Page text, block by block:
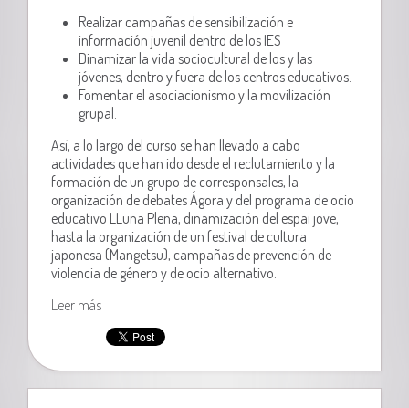
Realizar campañas de sensibilización e
información juvenil dentro de los IES
Dinamizar la vida sociocultural de los y las
jóvenes, dentro y fuera de los centros educativos.
Fomentar el asociacionismo y la movilización
grupal.
Así, a lo largo del curso se han llevado a cabo
actividades que han ido desde el reclutamiento y la
formación de un grupo de corresponsales, la
organización de debates Ágora y del programa de ocio
educativo LLuna Plena, dinamización del espai jove,
hasta la organización de un festival de cultura
japonesa (Mangetsu), campañas de prevención de
violencia de géneroy de ocio alternativo.
Leer más